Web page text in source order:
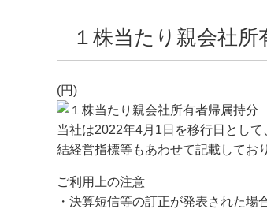
１株当たり親会社所
(円)
当社は2022年4月1日を移行日とし
結経営指標等もあわせて記載してお
ご利用上の注意
・決算短信等の訂正が発表された場